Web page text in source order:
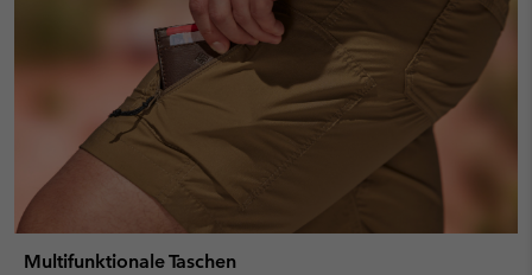
Multifunktionale Taschen